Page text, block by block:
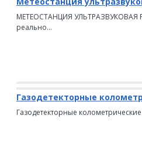
МЕТЕОСТАНЦИЯ УЛЬТРАЗВУКОВАЯ
реально...
Газодетекторные
Газодетекторные